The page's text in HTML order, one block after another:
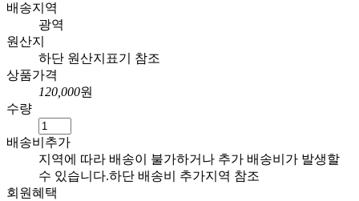
배송지역
광역
원산지
하단 원산지표기 참조
상품가격
120,000원
수량
배송비추가
지역에 따라 배송이 불가하거나 추가 배송비가 발생할
수 있습니다.하단 배송비 추가지역 참조
회원혜택